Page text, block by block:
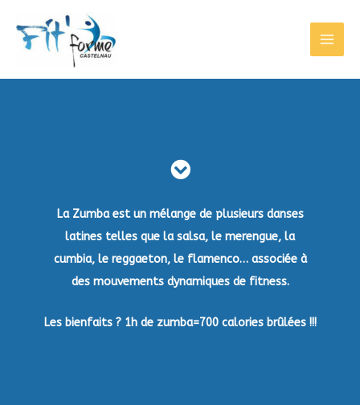
La Zumba est un mélange de plusieurs danses
latines telles que la salsa, le merengue, la
cumbia, le reggaeton, le flamenco… associée à
des mouvements dynamiques de fitness.
Les bienfaits ? 1h de zumba=700 calories brûlées !!!